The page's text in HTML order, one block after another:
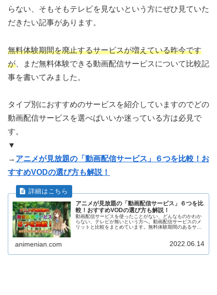
らない、そもそもテレビを見ないという方にぜひ見ていた
だきたい記事があります。
無料体験期間を廃止するサービスが増えている昨今です
が 、まだ無料体験できる動画配信サービスについて比較記
事を書いてみました。
タイプ別におすすめのサービスを紹介していますのでどの
動画配信サービスを選べばいいか迷っている方は必見で
す。
▼
→ アニメが見放題の「動画配信サービス」６つを比較！お
すすめVODの選び方も解説！
アニメが見放題の「動画配信サービス」６つを比
較！おすすめVODの選び方も解説！
動画配信サービスを使ったことがない、どんなものかわか
らない、テレビが無いという方へ。動画配信サービスのメ
リットと比較をまとめています。無料体験期間のあるサー
animenian.com 2022.06.14